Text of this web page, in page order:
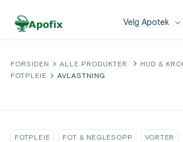
Velg Apotek
FORSIDEN ALLE PRODUKTER
HUD &
FOTPLEIE
AVLASTNING
FOTPLEIE FOT & NEGLESOPP VORTER